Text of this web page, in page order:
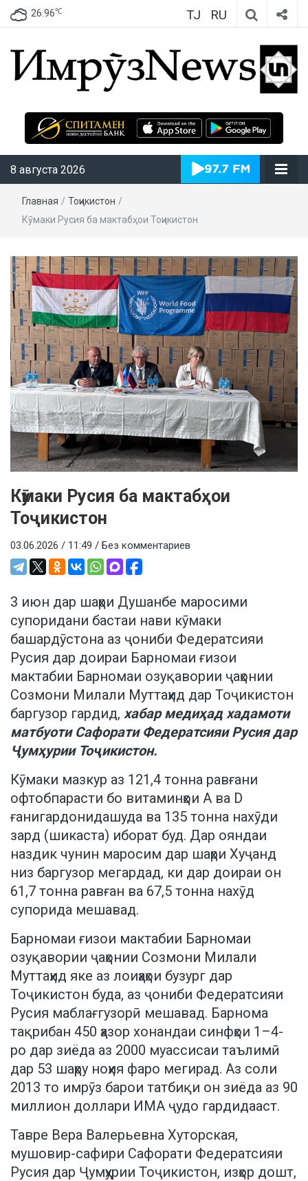
26.96℃ TJ RU
ИмрӯзNews
8 августа 2026
Главная / Тоҷикистон /
Кӯмаки Русия ба мактабҳои Тоҷикистон
Кӯмаки Русия ба мактабҳои
Тоҷикистон
03.06.2026 / 11:49 / Без комментариев
3 июн дар шаҳри Душанбе маросими
супоридани бастаи нави кӯмаки
башардӯстона аз ҷониби Федератсияи
Русия дар доираи Барномаи ғизои
мактабии Барномаи озуқавории ҷаҳонии
Созмони Милали Муттаҳид дар Тоҷикистон
баргузор гардид, хабар медиҳад хадамоти
матбуоти Сафорати Федератсияи Русия дар
Ҷумҳурии Тоҷикистон.
Кӯмаки мазкур аз 121,4 тонна равғани
офтобпарасти бо витаминҳои A ва D
ғанигардонидашуда ва 135 тонна нахӯди
зард (шикаста) иборат буд. Дар ояндаи
наздик чунин маросим дар шаҳри Хуҷанд
низ баргузор мегардад, ки дар доираи он
61,7 тонна равған ва 67,5 тонна нахӯд
супорида мешавад.
Барномаи ғизои мактабии Барномаи
озуқавории ҷаҳонии Созмони Милали
Муттаҳид яке аз лоиҳаҳои бузург дар
Тоҷикистон буда, аз ҷониби Федератсияи
Русия маблағгузорӣ мешавад. Барнома
тақрибан 450 ҳазор хонандаи синфҳои 1–4-
ро дар зиёда аз 2000 муассисаи таълимӣ
дар 53 шаҳру ноҳия фаро мегирад. Аз соли
2013 то имрӯз барои татбиқи он зиёда аз 90
миллион доллари ИМА ҷудо гардидааст.
Тавре Вера Валерьевна Хуторская,
мушовир-сафири Сафорати Федератсияи
Русия дар Ҷумҳурии Тоҷикистон, изҳор дошт,